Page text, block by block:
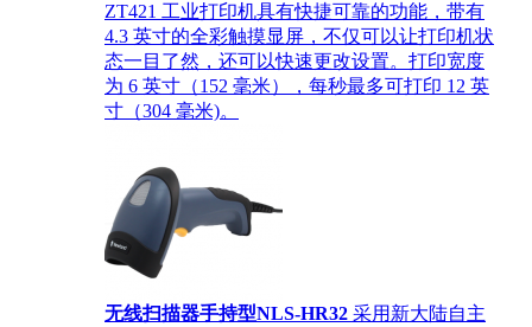
ZT421 工业打印机具有快捷可靠的功能，带有
4.3 英寸的全彩触摸显屏，不仅可以让打印机状
态一目了然，还可以快速更改设置。打印宽度
为 6 英寸（152 毫米），每秒最多可打印 12 英
寸（304 毫米)。
无线扫描器手持型NLS-HR32 采用新大陆自主